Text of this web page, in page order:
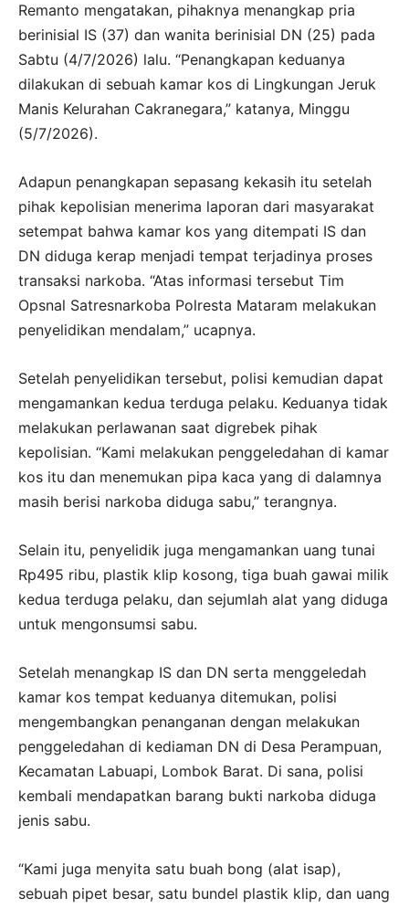
Remanto mengatakan, pihaknya menangkap pria
berinisial IS (37) dan wanita berinisial DN (25) pada
Sabtu (4/7/2026) lalu. “Penangkapan keduanya
dilakukan di sebuah kamar kos di Lingkungan Jeruk
Manis Kelurahan Cakranegara,” katanya, Minggu
(5/7/2026).
Adapun penangkapan sepasang kekasih itu setelah
pihak kepolisian menerima laporan dari masyarakat
setempat bahwa kamar kos yang ditempati IS dan
DN diduga kerap menjadi tempat terjadinya proses
transaksi narkoba. “Atas informasi tersebut Tim
Opsnal Satresnarkoba Polresta Mataram melakukan
penyelidikan mendalam,” ucapnya.
Setelah penyelidikan tersebut, polisi kemudian dapat
mengamankan kedua terduga pelaku. Keduanya tidak
melakukan perlawanan saat digrebek pihak
kepolisian. “Kami melakukan penggeledahan di kamar
kos itu dan menemukan pipa kaca yang di dalamnya
masih berisi narkoba diduga sabu,” terangnya.
Selain itu, penyelidik juga mengamankan uang tunai
Rp495 ribu, plastik klip kosong, tiga buah gawai milik
kedua terduga pelaku, dan sejumlah alat yang diduga
untuk mengonsumsi sabu.
Setelah menangkap IS dan DN serta menggeledah
kamar kos tempat keduanya ditemukan, polisi
mengembangkan penanganan dengan melakukan
penggeledahan di kediaman DN di Desa Perampuan,
Kecamatan Labuapi, Lombok Barat. Di sana, polisi
kembali mendapatkan barang bukti narkoba diduga
jenis sabu.
“Kami juga menyita satu buah bong (alat isap),
sebuah pipet besar, satu bundel plastik klip, dan uang